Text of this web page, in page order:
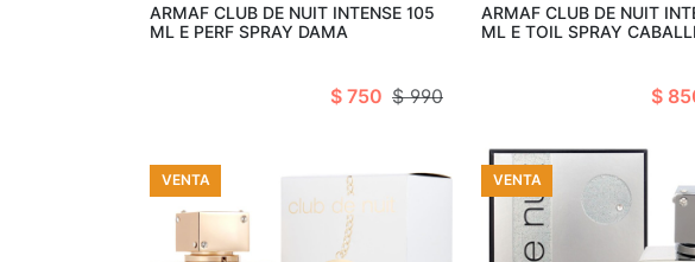
ARMAF CLUB DE NUIT INTENSE 105
ML E PERF SPRAY DAMA
$ 750 $ 990
ARMAF CLUB DE NUIT
ML E TOIL SPRAY
$
VENTA VENTA